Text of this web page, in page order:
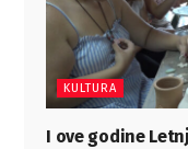
KULTURA
I ove godine